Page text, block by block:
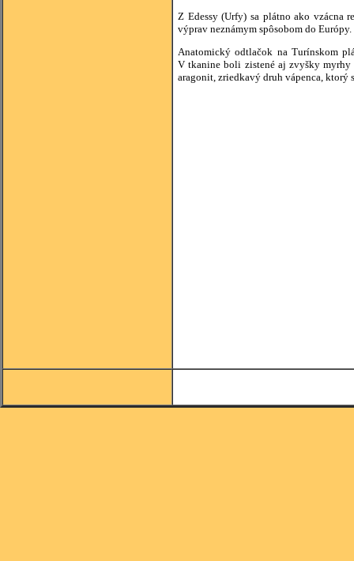
Z Edessy (Urfy) sa plátno ako vzácna
výprav neznámym spôsobom do Európy.
Anatomický odtlačok na Turínskom
V tkanine boli zistené aj zvyšky
aragonit, zriedkavý druh vápenca, ktorý